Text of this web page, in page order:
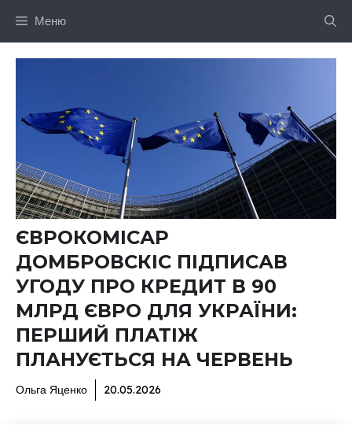
Меню
ЄВРОКОМІСАР
ДОМБРОВСКІС ПІДПИСАВ
УГОДУ ПРО КРЕДИТ В 90
МЛРД ЄВРО ДЛЯ УКРАЇНИ:
ПЕРШИЙ ПЛАТІЖ
ПЛАНУЄТЬСЯ НА ЧЕРВЕНЬ
Ольга Яценко 20.05.2026